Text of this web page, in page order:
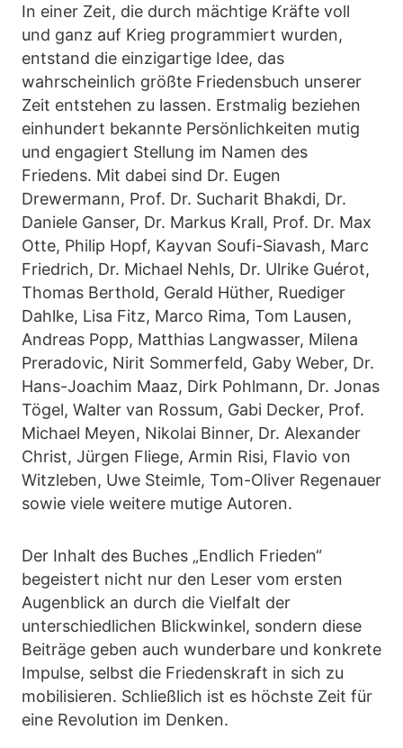
In einer Zeit, die durch mächtige Kräfte voll
und ganz auf Krieg programmiert wurden,
entstand die einzigartige Idee, das
wahrscheinlich größte Friedensbuch unserer
Zeit entstehen zu lassen. Erstmalig beziehen
einhundert bekannte Persönlichkeiten mutig
und engagiert Stellung im Namen des
Friedens. Mit dabei sind Dr. Eugen
Drewermann, Prof. Dr. Sucharit Bhakdi, Dr.
Daniele Ganser, Dr. Markus Krall, Prof. Dr. Max
Otte, Philip Hopf, Kayvan Soufi-Siavash, Marc
Friedrich, Dr. Michael Nehls, Dr. Ulrike Guérot,
Thomas Berthold, Gerald Hüther, Ruediger
Dahlke, Lisa Fitz, Marco Rima, Tom Lausen,
Andreas Popp, Matthias Langwasser, Milena
Preradovic, Nirit Sommerfeld, Gaby Weber, Dr.
Hans-Joachim Maaz, Dirk Pohlmann, Dr. Jonas
Tögel, Walter van Rossum, Gabi Decker, Prof.
Michael Meyen, Nikolai Binner, Dr. Alexander
Christ, Jürgen Fliege, Armin Risi, Flavio von
Witzleben, Uwe Steimle, Tom-Oliver Regenauer
sowie viele weitere mutige Autoren.
Der Inhalt des Buches „Endlich Frieden“
begeistert nicht nur den Leser vom ersten
Augenblick an durch die Vielfalt der
unterschiedlichen Blickwinkel, sondern diese
Beiträge geben auch wunderbare und konkrete
Impulse, selbst die Friedenskraft in sich zu
mobilisieren. Schließlich ist es höchste Zeit für
eine Revolution im Denken.